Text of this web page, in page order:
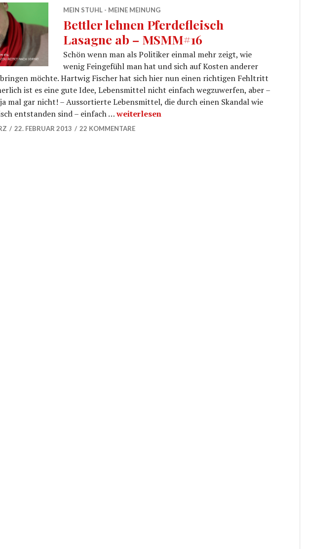
MEIN STUHL - MEINE MEINUNG
Bettler lehnen Pferdefleisch
Lasagne ab – MSMM#16
Schön wenn man als Politiker einmal mehr zeigt, wie
wenig Feingefühl man hat und sich auf Kosten anderer
möchte. Hartwig Fischer hat sich hier nun einen richtigen Fehltritt
ist es eine gute Idee, Lebensmittel nicht einfach wegzuwerfen, aber –
mal gar nicht! – Aussortierte Lebensmittel, die durch einen Skandal wie
entstanden sind – einfach …Bettler lehnen Pferdefleisch Lasagne ab – MSMM#16
weiterlesen
22. FEBRUAR 2013 22 KOMMENTARE